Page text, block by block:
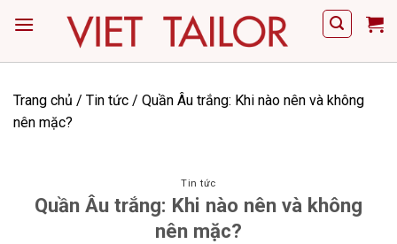
Trang chủ / Tin tức / Quần Âu trắng: Khi nào nên và không
nên mặc?
Tin tức
Quần Âu trắng: Khi nào nên và không
nên mặc?